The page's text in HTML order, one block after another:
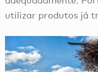
utilizar produtos já